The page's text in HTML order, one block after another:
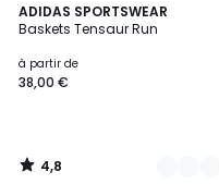
ADIDAS SPORTSWEAR
Baskets Tensaur Run
à partir de
38,00 €
4,8
/ 5
6
Couleurs
4,8
/